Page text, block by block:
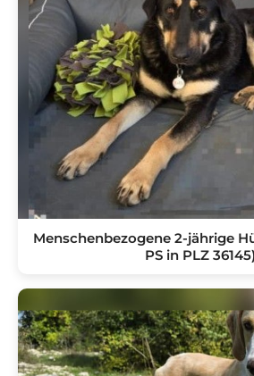
Menschenbezogene 2-jährige
PS in PLZ 36145)